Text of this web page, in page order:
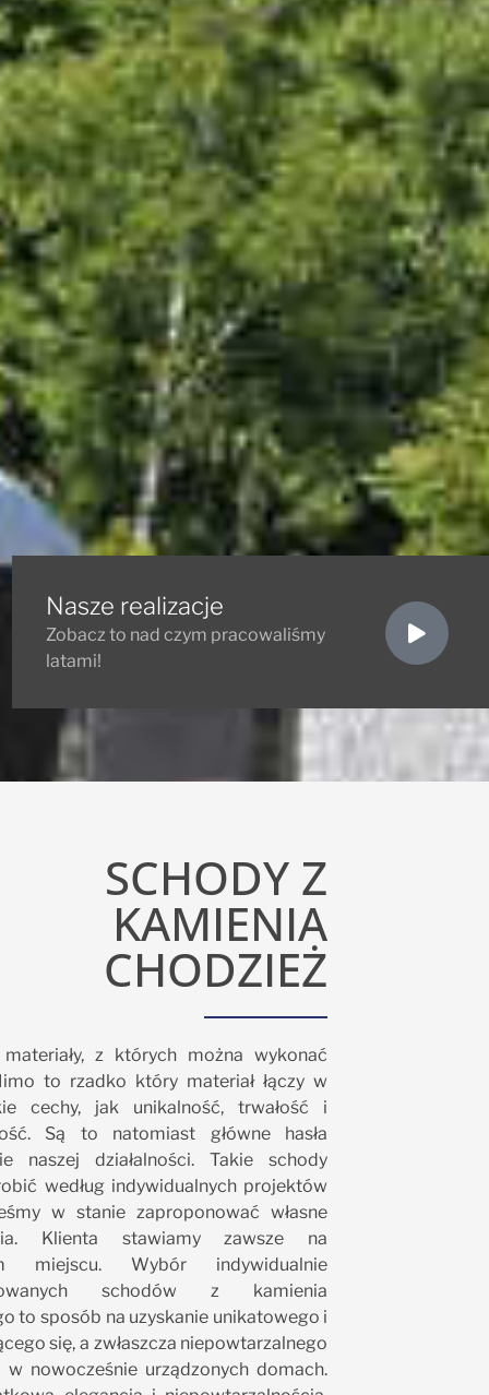
Nasze realizacje
Zobacz to nad czym pracowaliśmy
latami!
SCHODY Z
KAMIENIA
CHODZIEŻ
z których można wykonać
to rzadko który materiał łączy w
cechy, jak unikalność, trwałość i
Są to natomiast główne hasła
naszej działalności. Takie schody
według indywidualnych projektów
w stanie zaproponować własne
Klienta stawiamy zawsze na
miejscu. Wybór indywidualnie
schodów z kamienia
to sposób na uzyskanie unikatowego i
się, a zwłaszcza niepowtarzalnego
nowocześnie urządzonych domach.